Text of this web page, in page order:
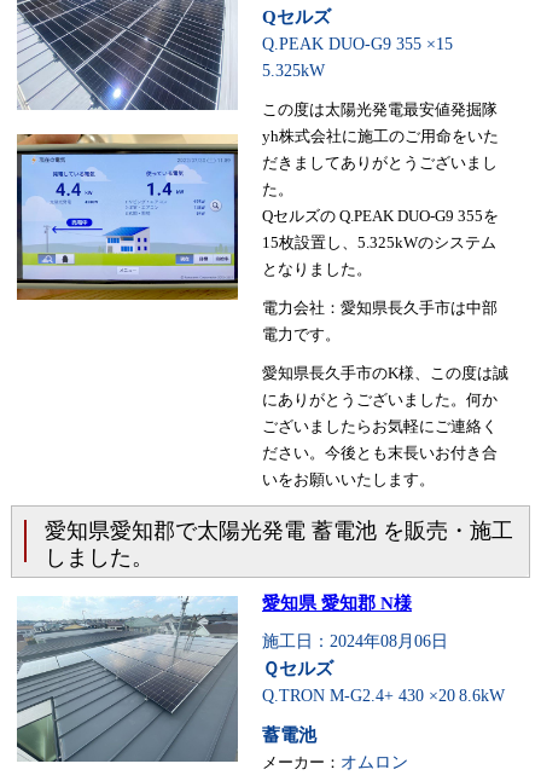
Qセルズ
Q.PEAK DUO-G9 355 ×15
5.325kW
この度は太陽光発電最安値発掘隊
yh株式会社に施工のご用命をいた
だきましてありがとうございまし
た。
Qセルズの Q.PEAK DUO-G9 355を
15枚設置し、5.325kWのシステム
となりました。
電力会社：愛知県長久手市は中部
電力です。
愛知県長久手市のK様、この度は誠
にありがとうございました。何か
ございましたらお気軽にご連絡く
ださい。今後とも末長いお付き合
いをお願いいたします。
愛知県愛知郡で太陽光発電 蓄電池 を販売・施工
しました。
愛知県 愛知郡 N様
施工日：2024年08月06日
Ｑセルズ
Q.TRON M-G2.4+ 430 ×20 8.6kW
蓄電池
メーカー： オムロン